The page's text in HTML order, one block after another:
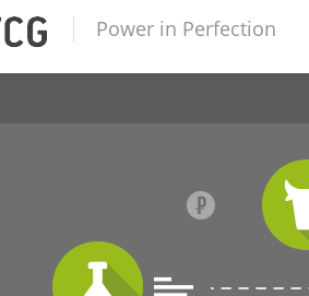
Power in Perfection